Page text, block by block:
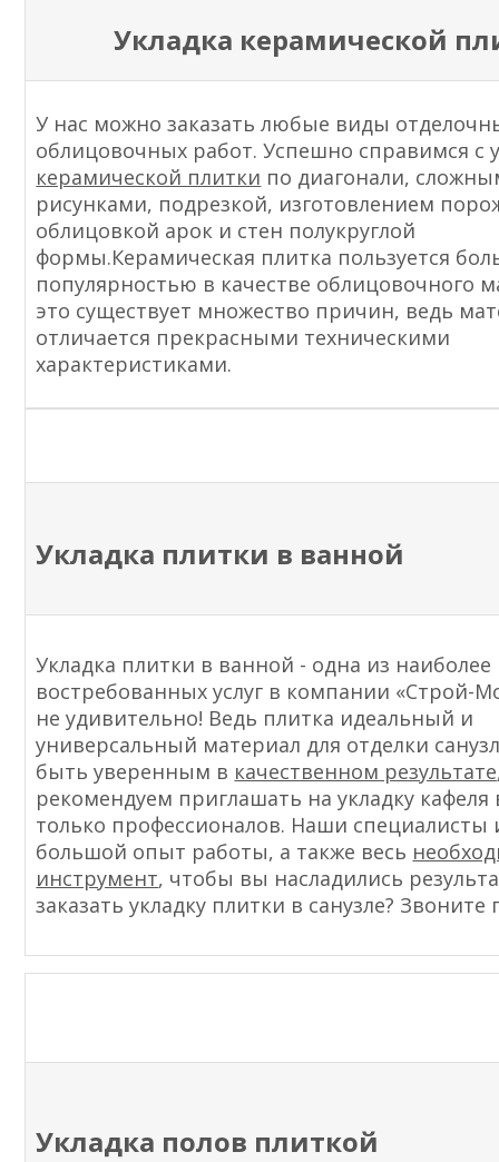
Укладка керамической
У нас можно заказать любые виды
облицовочных работ. Успешно справимся с
керамической плитки по диагонали,
рисунками, подрезкой, изготовлением
облицовкой арок и стен полукруглой
формы.Керамическая плитка пользуется
популярностью в качестве облицовочного
это существует множество причин, ведь
отличается прекрасными техническими
характеристиками.
Укладка плитки в ванной
Укладка плитки в ванной - одна из наиболее
востребованных услуг в компании «Строй-
не удивительно! Ведь плитка идеальный и
универсальный материал для отделки
быть уверенным в качественном результате
рекомендуем приглашать на укладку
только профессионалов. Наши
большой опыт работы, а также весь
инструмент, чтобы вы насладились
заказать укладку плитки в санузле?
Укладка полов плиткой